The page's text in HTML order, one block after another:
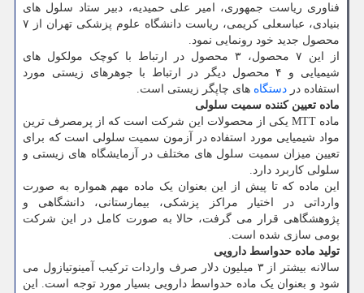
فناوری ریاست جمهوری، امیر علی حمیدیه، دبیر ستاد سلول­ های
بنیادی، عباسعلی کریمی، ریاست دانشگاه علوم پزشکی تهران از ۷
محصول جدید خود رونمایی نمود.
از این ۷ محصول، ۳ محصول در ارتباط با کوچک مولکول ­های
شیمیایی و ۴ محصول دیگر در ارتباط با جوهرهای زیستی مورد
استفاده در دستگاه ­های چاپگر زیستی است.
ماده تعیین کننده سمیت سلولی
ماده MTT یکی از محصولات این شرکت است که از پرمصرف ­ترین
مواد شیمیایی مورد استفاده در آزمون سمیت سلولی است که برای
تعیین میزان سمیت سلول­ های مختلف در آزمایشگاه­ های زیستی و
سلولی کاربرد دارد.
این ماده که تا پیش از این بعنوان یک ماده مهم همواره به صورت
وارداتی در اختیار مراکز پزشکی، بیمارستانی، دانشگاهی و
پژوهشگاهی قرار می ­گرفت، حالا به صورت کامل در این شرکت
بومی­ سازی شده است.
تولید ماده حدواسط دارویی
سالانه بیشتر از ۳ میلیون دلار صرف واردات ترکیب آمینوتیازول می
­شود و بعنوان یک ماده حدواسط دارویی بسیار مورد توجه است. این